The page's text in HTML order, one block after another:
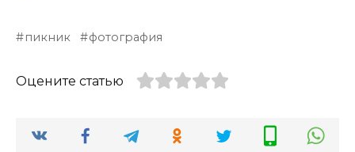
пикник фотография
Оцените статью